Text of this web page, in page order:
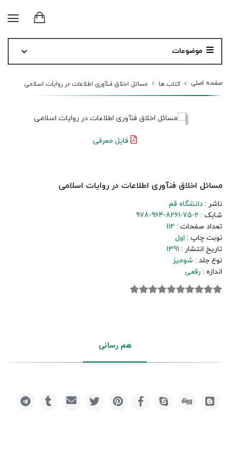
موضوعات
صفحه اصلی کتاب ها مسائل اخلاق فنآوری اطلاعات در روایات اسلامی
فایل معرفی
مسائل اخلاق فنآوری اطلاعات در روایات اسلامی
ناشر : دانشگاه قم
شابک : 978-964-8261-75-2
تعداد صفحات : 112
نوبت چاپ : اول
تاریخ انتشار : 1391
نوع جلد : شومیز
اندازه : رقعی
هم رسانی